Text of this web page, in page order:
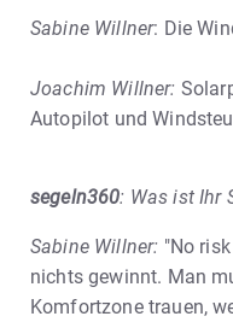
Sabine Willner: Die
Joachim Willner:
Autopilot und
segeln360: Was ist Ihr
Sabine Willner: "No
nichts gewinnt. Man
Komfortzone trauen,